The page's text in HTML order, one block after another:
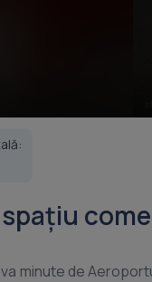
minute de